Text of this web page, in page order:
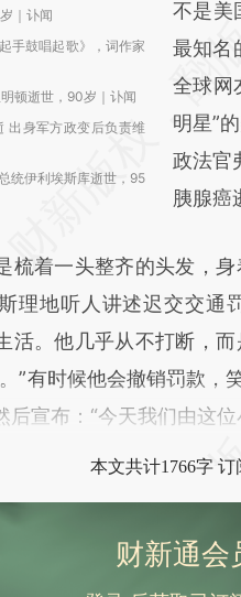
｜讣闻
手鼓唱起歌》，词作家
顿逝世，90岁｜讣闻
出身军方政变后负责维
统伊利埃斯库逝世，95
AI
成，可
新观点
对和校
不是美
最知名
全球网
明星”
政法官
胰腺癌
着一头整齐的头发，身
理地听人讲述迟交交通
活。他几乎从不打断，
”有时候他会撤销罚款，
后宣布：“今天我们由这
本文共计1766字
财新通会